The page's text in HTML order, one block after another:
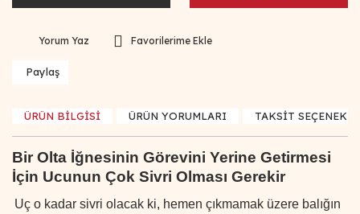
Yorum Yaz
Paylaş
ÜRÜN BİLGİSİ ÜRÜN YORUMLARI TAKSİT
Bir Olta İğnesinin Görevini Yerine Getirmesi
İçin Ucunun Çok Sivri Olması Gerekir
Uç o kadar sivri olacak ki, hemen çıkmamak üzere balığın